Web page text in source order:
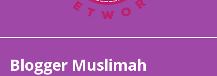
Blogger Muslimah